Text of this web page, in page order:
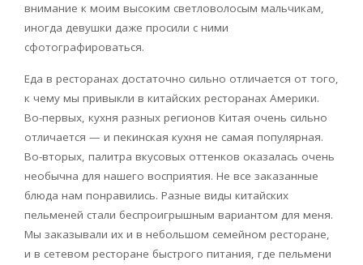
внимание к моим высоким светловолосым мальчикам,
иногда девушки даже просили с ними
сфотографироваться.
Еда в ресторанах достаточно сильно отличается от того,
к чему мы привыкли в китайских ресторанах Америки.
Во-первых, кухня разных регионов Китая очень сильно
отличается — и пекинская кухня не самая популярная.
Во-вторых, палитра вкусовых оттенков оказалась очень
необычна для нашего восприятия. Не все заказанные
блюда нам понравились. Разные виды китайских
пельменей стали беспроигрышным вариантом для меня.
Мы заказывали их и в небольшом семейном ресторане,
и в сетевом ресторане быстрого питания, где пельмени